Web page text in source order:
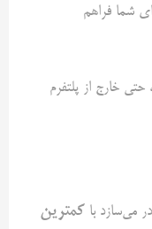
شما فراهم
خارج از پلتفرم
می‌سازد با کمترین